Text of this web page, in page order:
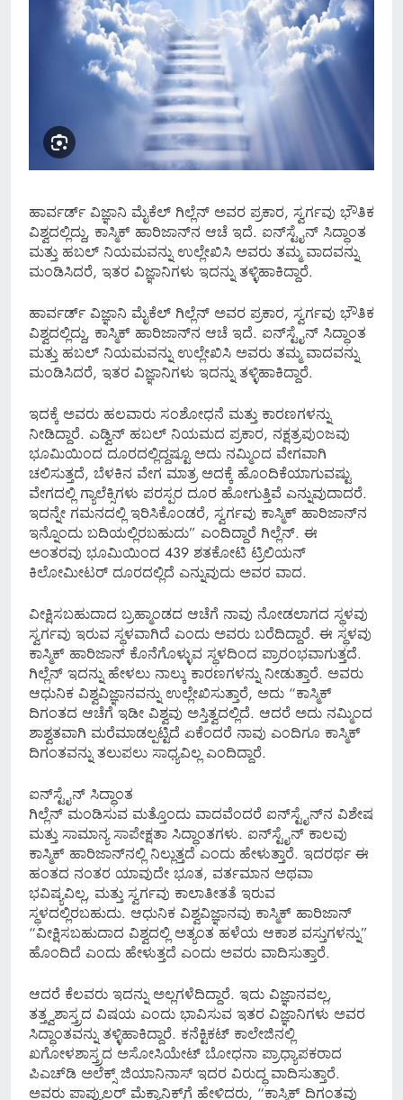
ಹಾರ್ವರ್ಡ್ ವಿಜ್ಞಾನಿ ಮೈಕೆಲ್ ಗಿಲ್ಲೆನ್ ಅವರ ಪ್ರಕಾರ, ಸ್ವರ್ಗವು ಭೌತಿಕ
ವಿಶ್ವದಲ್ಲಿದ್ದು, ಕಾಸ್ಮಿಕ್ ಹಾರಿಜಾನ್‌ನ ಆಚೆ ಇದೆ. ಐನ್‌ಸ್ಟೈನ್‌ ಸಿದ್ಧಾಂತ
ಮತ್ತು ಹಬಲ್ ನಿಯಮವನ್ನು ಉಲ್ಲೇಖಿಸಿ ಅವರು ತಮ್ಮ ವಾದವನ್ನು
ಮಂಡಿಸಿದರೆ, ಇತರ ವಿಜ್ಞಾನಿಗಳು ಇದನ್ನು ತಳ್ಳಿಹಾಕಿದ್ದಾರೆ.
ಹಾರ್ವರ್ಡ್ ವಿಜ್ಞಾನಿ ಮೈಕೆಲ್ ಗಿಲ್ಲೆನ್ ಅವರ ಪ್ರಕಾರ, ಸ್ವರ್ಗವು ಭೌತಿಕ
ವಿಶ್ವದಲ್ಲಿದ್ದು, ಕಾಸ್ಮಿಕ್ ಹಾರಿಜಾನ್‌ನ ಆಚೆ ಇದೆ. ಐನ್‌ಸ್ಟೈನ್‌ ಸಿದ್ಧಾಂತ
ಮತ್ತು ಹಬಲ್ ನಿಯಮವನ್ನು ಉಲ್ಲೇಖಿಸಿ ಅವರು ತಮ್ಮ ವಾದವನ್ನು
ಮಂಡಿಸಿದರೆ, ಇತರ ವಿಜ್ಞಾನಿಗಳು ಇದನ್ನು ತಳ್ಳಿಹಾಕಿದ್ದಾರೆ.
ಇದಕ್ಕೆ ಅವರು ಹಲವಾರು ಸಂಶೋಧನೆ ಮತ್ತು ಕಾರಣಗಳನ್ನು
ನೀಡಿದ್ದಾರೆ. ಎಡ್ವಿನ್ ಹಬಲ್ ನಿಯಮದ ಪ್ರಕಾರ, ನಕ್ಷತ್ರಪುಂಜವು
ಭೂಮಿಯಿಂದ ದೂರದಲ್ಲಿದ್ದಷ್ಟೂ ಅದು ನಮ್ಮಿಂದ ವೇಗವಾಗಿ
ಚಲಿಸುತ್ತದೆ, ಬೆಳಕಿನ ವೇಗ ಮಾತ್ರ ಅದಕ್ಕೆ ಹೊಂದಿಕೆಯಾಗುವಷ್ಟು
ವೇಗದಲ್ಲಿ ಗ್ಯಾಲೆಕ್ಸಿಗಳು ಪರಸ್ಪರ ದೂರ ಹೋಗುತ್ತಿವೆ ಎನ್ನುವುದಾದರೆ.
ಇದನ್ನೇ ಗಮನದಲ್ಲಿ ಇರಿಸಿಕೊಂಡರೆ, ಸ್ವರ್ಗವು ಕಾಸ್ಮಿಕ್ ಹಾರಿಜಾನ್‌ನ
ಇನ್ನೊಂದು ಬದಿಯಲ್ಲಿರಬಹುದು” ಎಂದಿದ್ದಾರೆ ಗಿಲ್ಲೆನ್. ಈ
ಅಂತರವು ಭೂಮಿಯಿಂದ 439 ಶತಕೋಟಿ ಟ್ರಿಲಿಯನ್
ಕಿಲೋಮೀಟರ್ ದೂರದಲ್ಲಿದೆ ಎನ್ನುವುದು ಅವರ ವಾದ.
ವೀಕ್ಷಿಸಬಹುದಾದ ಬ್ರಹ್ಮಾಂಡದ ಆಚೆಗೆ ನಾವು ನೋಡಲಾಗದ ಸ್ಥಳವು
ಸ್ವರ್ಗವು ಇರುವ ಸ್ಥಳವಾಗಿದೆ ಎಂದು ಅವರು ಬರೆದಿದ್ದಾರೆ. ಈ ಸ್ಥಳವು
ಕಾಸ್ಮಿಕ್ ಹಾರಿಜಾನ್ ಕೊನೆಗೊಳ್ಳುವ ಸ್ಥಳದಿಂದ ಪ್ರಾರಂಭವಾಗುತ್ತದೆ.
ಗಿಲ್ಲೆನ್ ಇದನ್ನು ಹೇಳಲು ನಾಲ್ಕು ಕಾರಣಗಳನ್ನು ನೀಡುತ್ತಾರೆ. ಅವರು
ಆಧುನಿಕ ವಿಶ್ವವಿಜ್ಞಾನವನ್ನು ಉಲ್ಲೇಖಿಸುತ್ತಾರೆ, ಅದು “ಕಾಸ್ಮಿಕ್
ದಿಗಂತದ ಆಚೆಗೆ ಇಡೀ ವಿಶ್ವವು ಅಸ್ತಿತ್ವದಲ್ಲಿದೆ. ಆದರೆ ಅದು ನಮ್ಮಿಂದ
ಶಾಶ್ವತವಾಗಿ ಮರೆಮಾಡಲ್ಪಟ್ಟಿದೆ ಏಕೆಂದರೆ ನಾವು ಎಂದಿಗೂ ಕಾಸ್ಮಿಕ್
ದಿಗಂತವನ್ನು ತಲುಪಲು ಸಾಧ್ಯವಿಲ್ಲ ಎಂದಿದ್ದಾರೆ.
ಐನ್‌ಸ್ಟೈನ್‌ ಸಿದ್ಧಾಂತ
ಗಿಲ್ಲೆನ್ ಮಂಡಿಸುವ ಮತ್ತೊಂದು ವಾದವೆಂದರೆ ಐನ್‌ಸ್ಟೈನ್‌ನ ವಿಶೇಷ
ಮತ್ತು ಸಾಮಾನ್ಯ ಸಾಪೇಕ್ಷತಾ ಸಿದ್ಧಾಂತಗಳು. ಐನ್‌ಸ್ಟೈನ್ ಕಾಲವು
ಕಾಸ್ಮಿಕ್ ಹಾರಿಜಾನ್‌ನಲ್ಲಿ ನಿಲ್ಲುತ್ತದೆ ಎಂದು ಹೇಳುತ್ತಾರೆ. ಇದರರ್ಥ ಈ
ಹಂತದ ನಂತರ ಯಾವುದೇ ಭೂತ, ವರ್ತಮಾನ ಅಥವಾ
ಭವಿಷ್ಯವಿಲ್ಲ, ಮತ್ತು ಸ್ವರ್ಗವು ಕಾಲಾತೀತತೆ ಇರುವ
ಸ್ಥಳದಲ್ಲಿರಬಹುದು. ಆಧುನಿಕ ವಿಶ್ವವಿಜ್ಞಾನವು ಕಾಸ್ಮಿಕ್ ಹಾರಿಜಾನ್
“ವೀಕ್ಷಿಸಬಹುದಾದ ವಿಶ್ವದಲ್ಲಿ ಅತ್ಯಂತ ಹಳೆಯ ಆಕಾಶ ವಸ್ತುಗಳನ್ನು”
ಹೊಂದಿದೆ ಎಂದು ಹೇಳುತ್ತದೆ ಎಂದು ಅವರು ವಾದಿಸುತ್ತಾರೆ.
ಆದರೆ ಕೆಲವರು ಇದನ್ನು ಅಲ್ಲಗಳೆದಿದ್ದಾರೆ. ಇದು ವಿಜ್ಞಾನವಲ್ಲ,
ತತ್ತ್ವಶಾಸ್ತ್ರದ ವಿಷಯ ಎಂದು ಭಾವಿಸುವ ಇತರ ವಿಜ್ಞಾನಿಗಳು ಅವರ
ಸಿದ್ಧಾಂತವನ್ನು ತಳ್ಳಿಹಾಕಿದ್ದಾರೆ. ಕನೆಕ್ಟಿಕಟ್ ಕಾಲೇಜಿನಲ್ಲಿ
ಖಗೋಳಶಾಸ್ತ್ರದ ಅಸೋಸಿಯೇಟ್ ಬೋಧನಾ ಪ್ರಾಧ್ಯಾಪಕರಾದ
ಪಿಎಚ್‌ಡಿ ಅಲೆಕ್ಸ್ ಜಿಯಾನಿನಾಸ್ ಇದರ ವಿರುದ್ಧ ವಾದಿಸುತ್ತಾರೆ.
ಅವರು ಪಾಪ್ಯುಲರ್ ಮೆಕ್ಯಾನಿಕ್ಸ್‌ಗೆ ಹೇಳಿದರು, “ಕಾಸ್ಮಿಕ್ ದಿಗಂತವು